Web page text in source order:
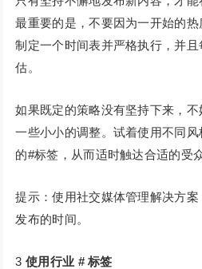
最重要的是，不要因为一开始的
制定一个时间表并严格执行，并
估。
如果既定的策略没有坚持下来，
一些小小的调整。试着使用不同
的#标签，从而适时触达合适的受众
提示：使用社交媒体管理解决方
发布的时间。
3使用行业 # 标签